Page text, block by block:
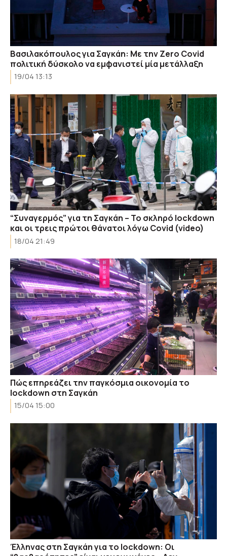
Βασιλακόπουλος για Σαγκάη: Με την Zero Covid
πολιτική δύσκολο να εμφανιστεί μία μετάλλαξη
19/04 13:13
“Συναγερμός” για τη Σαγκάη – Το σκληρό lockdown
και οι τρεις πρώτοι θάνατοι λόγω Covid (video)
18/04 21:49
Πώς επηρεάζει την παγκόσμια οικονομία το
lockdown στη Σαγκάη
15/04 15:00
Έλληνας στη Σαγκάη για το lockdown: Οι